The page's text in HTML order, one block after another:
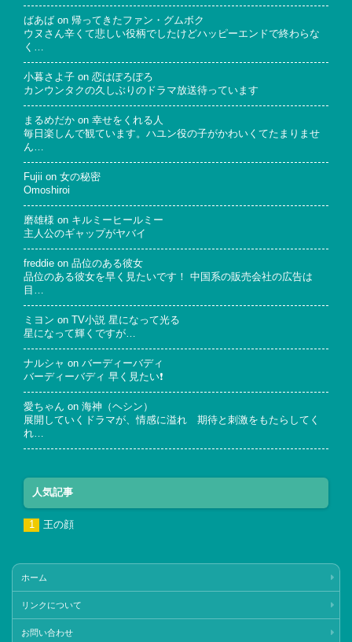
ばあば on 帰ってきたファン・グムボク
ウヌさん辛くて悲しい役柄でしたけどハッピーエンドで終わらな
く…
小暮さよ子 on 恋はぽろぽろ
カンウンタクの久しぶりのドラマ放送待っています
まるめだか on 幸せをくれる人
毎日楽しんで観ています。ハユン役の子がかわいくてたまりませ
ん…
Fujii on 女の秘密
Omoshiroi
磨雄様 on キルミーヒールミー
主人公のギャップがヤバイ
freddie on 品位のある彼女
品位のある彼女を早く見たいです！ 中国系の販売会社の広告は
目…
ミヨン on TV小説 星になって光る
星になって輝くですが…
ナルシャ on バーディーバディ
バーディーバディ 早く見たい❗
愛ちゃん on 海神（ヘシン）
展開していくドラマが、情感に溢れ 期待と刺激をもたらしてく
れ…
人気記事
王の顔
ホーム
リンクについて
お問い合わせ